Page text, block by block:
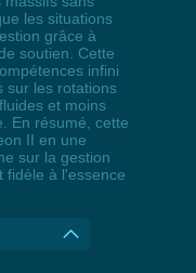
les situations
grâce à
soutien. Cette
infini
sur les rotations
et moins
En résumé, cette
II en une
sur la gestion
fidèle à l'essence